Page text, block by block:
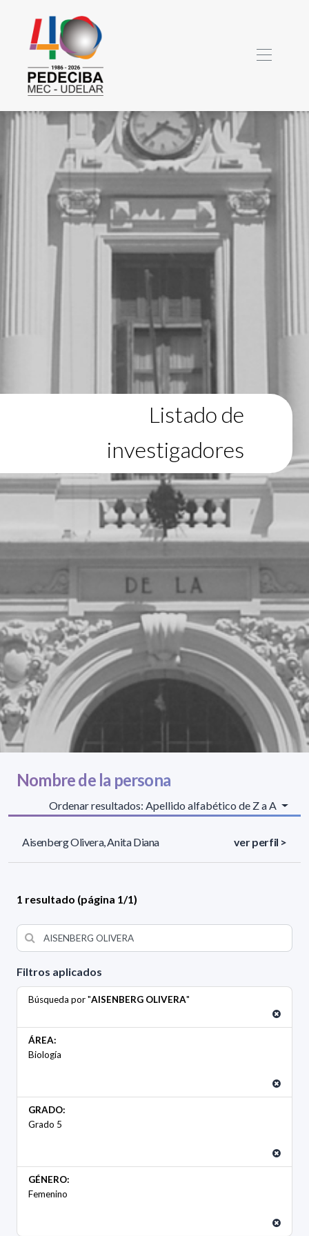
Listado de
investigadores
Filtros aplicados
Búsqueda por "AISENBERG OLIVERA"
ÁREA:
Biología
GRADO:
Grado 5
GÉNERO:
Femenino
Nombre de la persona
Ordenar resultados: Apellido alfabético de Z a A
Aisenberg Olivera, Anita Diana ver perfil >
1 resultado (página 1/1)